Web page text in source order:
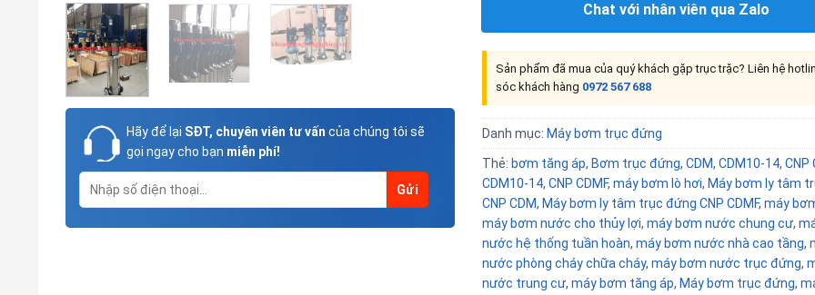
Hãy để lại SĐT, chuyên viên tư vấn của chúng tôi sẽ
gọi ngay cho bạn miễn phí!
Chat với nhân viên qua Zalo
Sản phẩm đã mua của quý khách gặp trục trặc? Liên hệ
sóc khách hàng 0972 567 688
Danh mục: Máy bơm trục đứng
Thẻ: bơm tăng áp, Bơm trục đứng, CDM, CDM10-14, CNP
CDM10-14, CNP CDMF, máy bơm lò hơi, Máy bơm ly tâm
CNP CDM, Máy bơm ly tâm trục đứng CNP CDMF, máy
máy bơm nước cho thủy lợi, máy bơm nước chung cư,
nước hệ thống tuần hoàn, máy bơm nước nhà cao tầng,
nước phòng cháy chữa cháy, máy bơm nước trục đứng,
nước trung cư, máy bơm tăng áp, Máy bơm trục đứng,